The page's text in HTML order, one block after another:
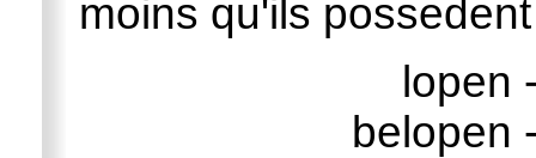
moins qu'ils
lopen
belopen